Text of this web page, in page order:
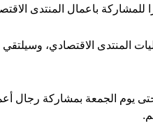
باعمال المنتدى
المنتدى الاقتصادي،
حتى يوم الجمعة بمشاركة